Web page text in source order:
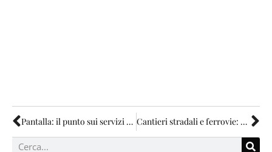
Pantalla: il punto sui servizi dell’ospedale Cantieri stradali e ferrovie: per la Regione così non va